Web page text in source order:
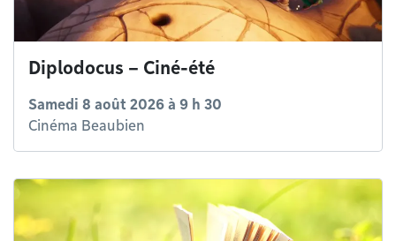
Diplodocus – Ciné-été
Samedi 8 août 2026 à 9 h 30
Cinéma Beaubien